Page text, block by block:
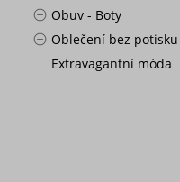
Obuv - Boty
Oblečení bez potisku
Extravagantní móda